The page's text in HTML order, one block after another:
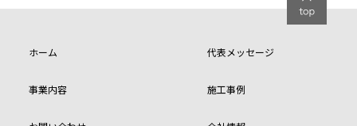
ホーム
事業内容
代表メッセージ
施工事例